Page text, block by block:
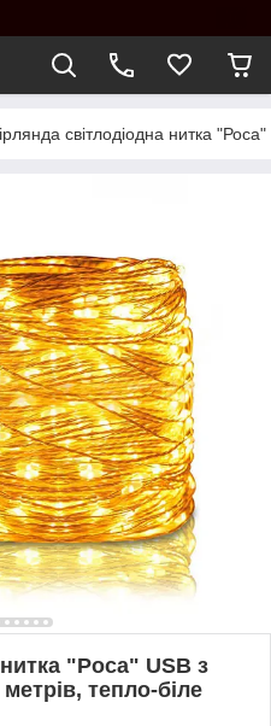
світлодіодна нитка
"Роса" USB з
тепло-біле